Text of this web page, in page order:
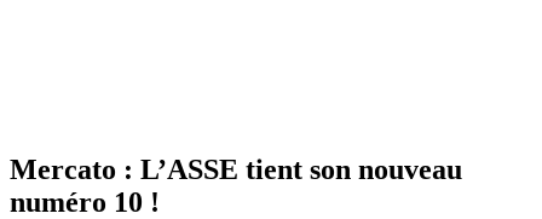
Mercato : L’ASSE tient son nouveau
numéro 10 !